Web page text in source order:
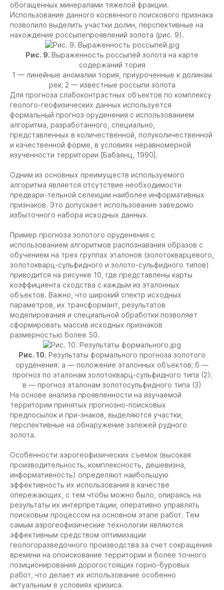
обогащенных минералами тяжелой фракции.
Использование данного косвенного поискового признака
позволило выделить участки долин, перспективные на
нахождение россыпепроявлений золота (рис. 9).
Рис. 9. Выраженность россыпей золота на карте
содержаний тория
1 — линейные аномалии тория, приуроченные к долинам
рек; 2 — известные россыпи золота
Для прогноза слабоконтрастных объектов по комплексу
геолого-геофизических данных используется
формальный прогноз оруденения с использованием
алгоритма, разработанного, специально,
представленных в количественной, полуколичественной
и качественной форме, в условиях неравномерной
изученности территории [Бабаянц, 1990].
Одним из основных преимуществ используемого
алгоритма является отсутствие необходимости
предвари-тельной селекции наиболее информативных
признаков. Это допускает использование заведомо
избыточного набора исходных данных.
Пример прогноза золотого оруденения с
использованием алгоритмов распознавания образов с
обучением на трех группах эталонов (золотокварцевого,
золотокварц-сульфидного и золото-сульфидного типов)
приводится на рисунке 10, где представлены карты
коэффициента сходства с каждым из эталонных
объектов. Важно, что широкий спектр исходных
параметров, их трансформант, результатов
моделирования и специальной обработки позволяет
сформировать массив исходных признаков
размерностью более 50.
Рис. 10. Результаты формального прогноза золотого
оруденения: а — положение эталонных объектов; б —
прогноз по эталонам золотокварц-сульфидного типа (2);
в — прогноз эталонам золотосульфидного типа (3)
На основе анализа проявленности на изучаемой
территории принятых прогнозно-поисковых
предпосылок и при-знаков, выделяются участки,
перспективные на обнаружение залежей рудного
золота.
Особенности аэрогеофизических съемок (высокая
производительность, комплексность, дешевизна,
информативность) определяют наибольшую
эффективность их использования в качестве
опережающих, с тем чтобы можно было, опираясь на
результаты их интерпретации, оперативно управлять
поисковым процессом на основном этапе работ. Тем
самым аэрогеофизические технологии являются
эффективным средством оптимизации
геологоразведочного производства за счет сокращения
времени на опоискование территории и более точного
позиционирования дорогостоящих горно-буровых
работ, что делает их использование особенно
актуальным в условиях кризиса.